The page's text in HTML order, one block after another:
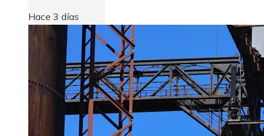
Hace 3 días